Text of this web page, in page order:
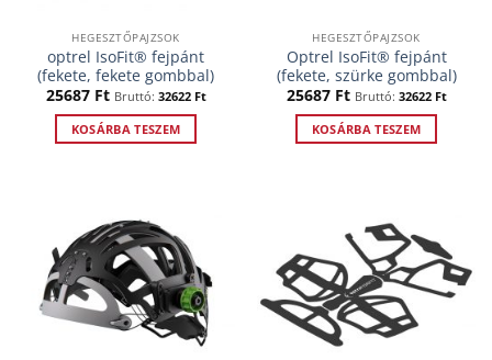
HEGESZTŐPAJZSOK
optrel IsoFit® fejpánt
(fekete, fekete gombbal)
25687 Ft Bruttó: 32622 Ft
KOSÁRBA TESZEM
HEGESZTŐPAJZSOK
Optrel IsoFit® fejpánt
(fekete, szürke gombbal)
25687 Ft Bruttó: 32622 Ft
KOSÁRBA TESZEM